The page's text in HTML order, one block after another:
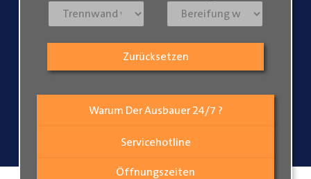
Warum Der Ausbauer 24/7 ?
Servicehotline
Öffnungszeiten
Zurücksetzen